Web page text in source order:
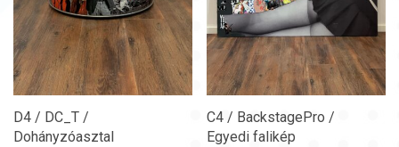
D4 / DC_T /
Dohányzóasztal
C4 / BackstagePro /
Egyedi falikép